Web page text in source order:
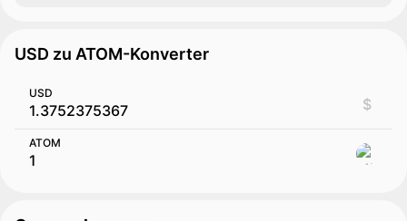
USD zu ATOM-Konverter
USD
$
ATOM